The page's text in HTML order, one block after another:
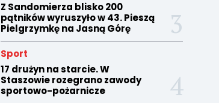
Z Sandomierza blisko 200
pątników wyruszyło w 43. Pieszą
Pielgrzymkę na Jasną Górę
Sport
17 drużyn na starcie. W
Staszowie rozegrano zawody
sportowo-pożarnicze